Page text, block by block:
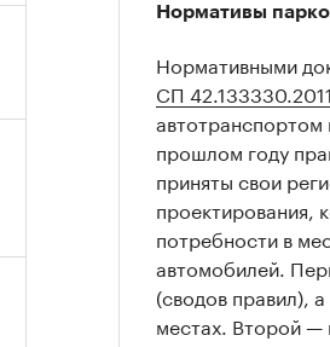
Нормативы
Нормативными
СП 42.133330.2011
прошлом году
приняты свои
проектирования,
потребности в
автомобилей.
(сводов правил),
местах. Второй —